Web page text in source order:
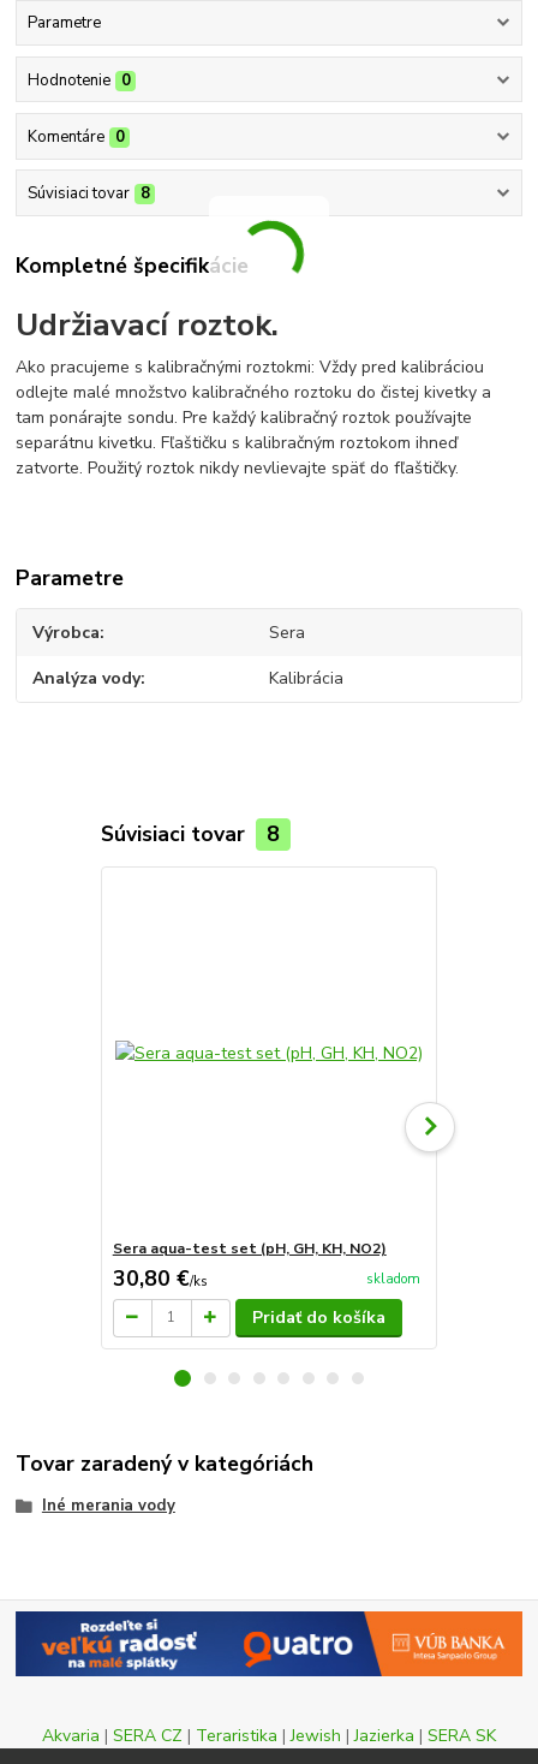
Parametre
Hodnotenie 0
Komentáre 0
Súvisiaci tovar 8
Kompletné špecifikácie
Udržiavací roztok.
Ako pracujeme s kalibračnými roztokmi: Vždy pred kalibráciou
odlejte malé množstvo kalibračného roztoku do čistej kivetky a
tam ponárajte sondu. Pre každý kalibračný roztok používajte
separátnu kivetku. Fľaštičku s kalibračným roztokom ihneď
zatvorte. Použitý roztok nikdy nevlievajte späť do fľaštičky.
Parametre
Výrobca Sera
Analýza vody Kalibrácia
Súvisiaci tovar 8
Sera aqua-test set (pH, GH, KH, NO2)
30,80 €/ks skladom
Pridať do košíka
Tovar zaradený v kategóriách
Iné merania vody
Akvaria | SERA CZ | Teraristika |Jewish |Jazierka | SERA SK